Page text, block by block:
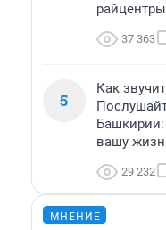
37 363
5
Как
Башкирии:
вашу
29 232
МНЕНИЕ